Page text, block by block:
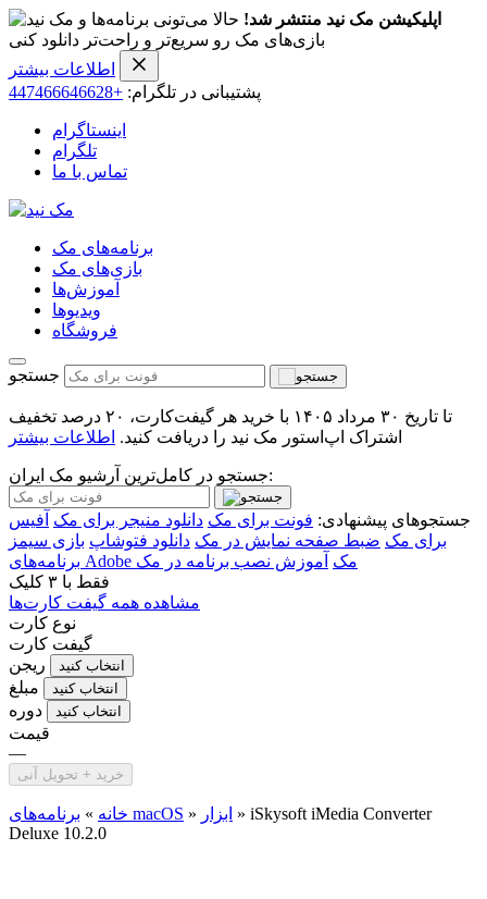
اپلیکیشن مک نید منتشر شد! حالا می‌تونی برنامه‌ها و
بازی‌های مک رو سریع‌تر و راحت‌تر دانلود کنی
اطلاعات بیشتر
پشتیبانی در تلگرام: +447466646628
اینستاگرام
تلگرام
تماس با ما
برنامه‌های مک
بازی‌های مک
آموزش‌ها
ویدیو‌ها
فروشگاه
جستجو
تا تاریخ ۳۰ مرداد ۱۴۰۵ با خرید هر گیفت‌کارت، ۲۰ درصد تخفیف
اشتراک اپ‌استور مک نید را دریافت کنید. اطلاعات بیشتر
جستجو در کامل‌ترین آرشیو مک ایران:
جستجوهای پیشنهادی: فونت برای مک دانلود منیجر برای مک آفیس
برای مک ضبط صفحه نمایش در مک دانلود فتوشاپ بازی سیمز
برنامه‌های Adobe مک آموزش نصب برنامه در مک
فقط با ۳ کلیک
مشاهده همه گیفت کارت‌ها
نوع کارت
گیفت کارت
ریجن
انتخاب کنید
مبلغ انتخاب کنید
دوره انتخاب کنید
قیمت
—
خرید + تحویل آنی
خانه » برنامه‌های macOS » ابزار » iSkysoft iMedia Converter
Deluxe 10.2.0